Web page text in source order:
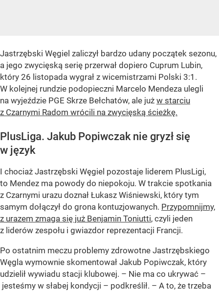
Jastrzębski Węgiel zaliczył bardzo udany początek sezonu,
a jego zwycięską serię przerwał dopiero Cuprum Lubin,
który 26 listopada wygrał z wicemistrzami Polski 3:1.
W kolejnej rundzie podopieczni Marcelo Mendeza ulegli
na wyjeździe PGE Skrze Bełchatów, ale już w starciu
z Czarnymi Radom wrócili na zwycięską ścieżkę.
PlusLiga. Jakub Popiwczak nie gryzł się
w język
I chociaż Jastrzębski Węgiel pozostaje liderem PlusLigi,
to Mendez ma powody do niepokoju. W trakcie spotkania
z Czarnymi urazu doznał Łukasz Wiśniewski, który tym
samym dołączył do grona kontuzjowanych. Przypomnijmy,
z urazem zmaga się już Benjamin Toniutti, czyli jeden
z liderów zespołu i gwiazdor reprezentacji Francji.
Po ostatnim meczu problemy zdrowotne Jastrzębskiego
Węgla wymownie skomentował Jakub Popiwczak, który
udzielił wywiadu stacji klubowej. – Nie ma co ukrywać –
jesteśmy w słabej kondycji – podkreślił. – A to, że trzeba